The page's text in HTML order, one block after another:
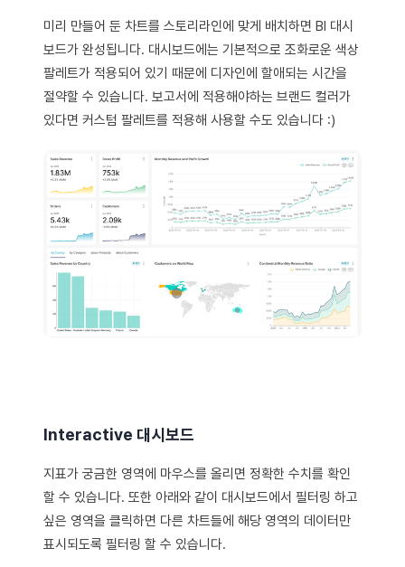
미리 만들어 둔 차트를 스토리라인에 맞게 배치하면 BI 대시
보드가 완성됩니다. 대시보드에는 기본적으로 조화로운 색상
팔레트가 적용되어 있기 때문에 디자인에 할애되는 시간을
절약할 수 있습니다. 보고서에 적용해야하는 브랜드 컬러가
있다면 커스텀 팔레트를 적용해 사용할 수도 있습니다 :)
Interactive 대시보드
지표가 궁금한 영역에 마우스를 올리면 정확한 수치를 확인
할 수 있습니다. 또한 아래와 같이 대시보드에서 필터링 하고
싶은 영역을 클릭하면 다른 차트들에 해당 영역의 데이터만
표시되도록 필터링 할 수 있습니다.